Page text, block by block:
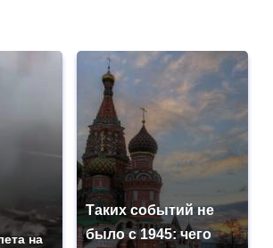
на
Таких событий не
было с 1945: чего